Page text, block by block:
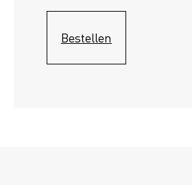
Bestellen